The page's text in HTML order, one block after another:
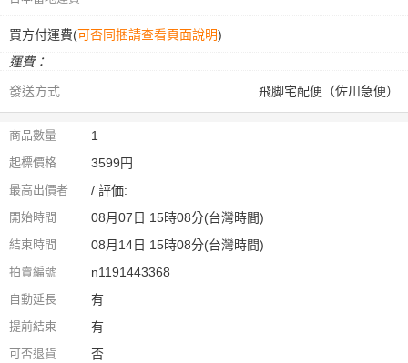
買方付運費(可否同捆請查看頁面說明)
運費：
發送方式
飛脚宅配便（佐川急便）
商品數量 1
起標價格 3599円
最高出價者 / 評価:
開始時間 08月07日 15時08分(台灣時間)
結束時間 08月14日 15時08分(台灣時間)
拍賣編號 n1191443368
自動延長 有
提前結束 有
可否退貨 否